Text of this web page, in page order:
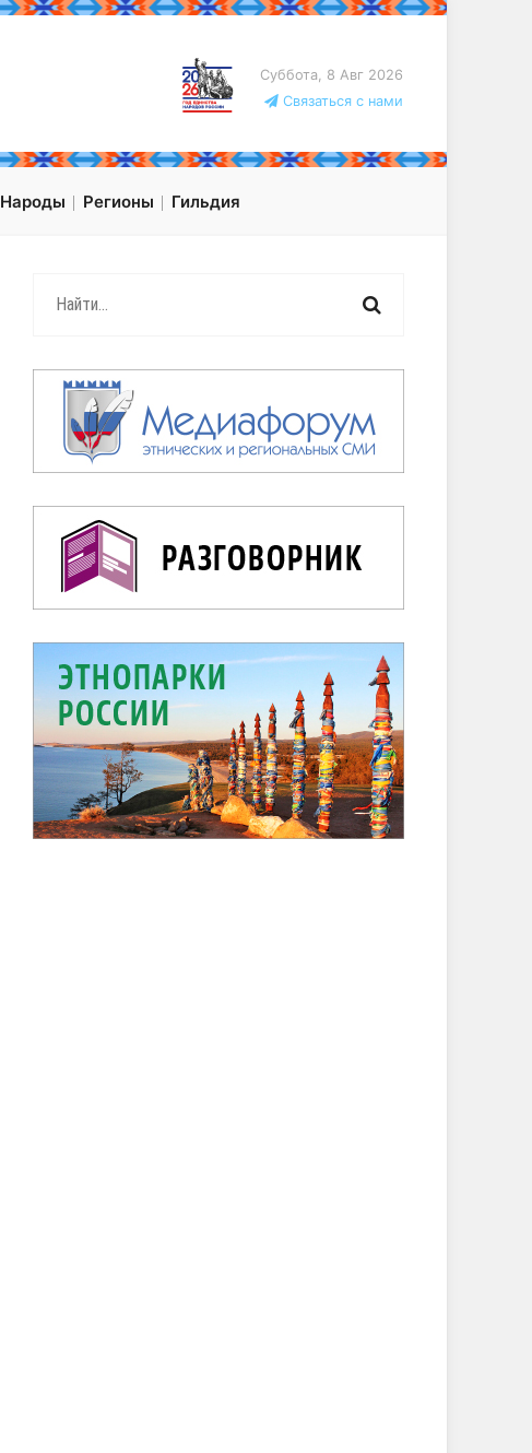
Суббота, 8 Авг 2026
Связаться с нами
Народы Регионы Гильдия